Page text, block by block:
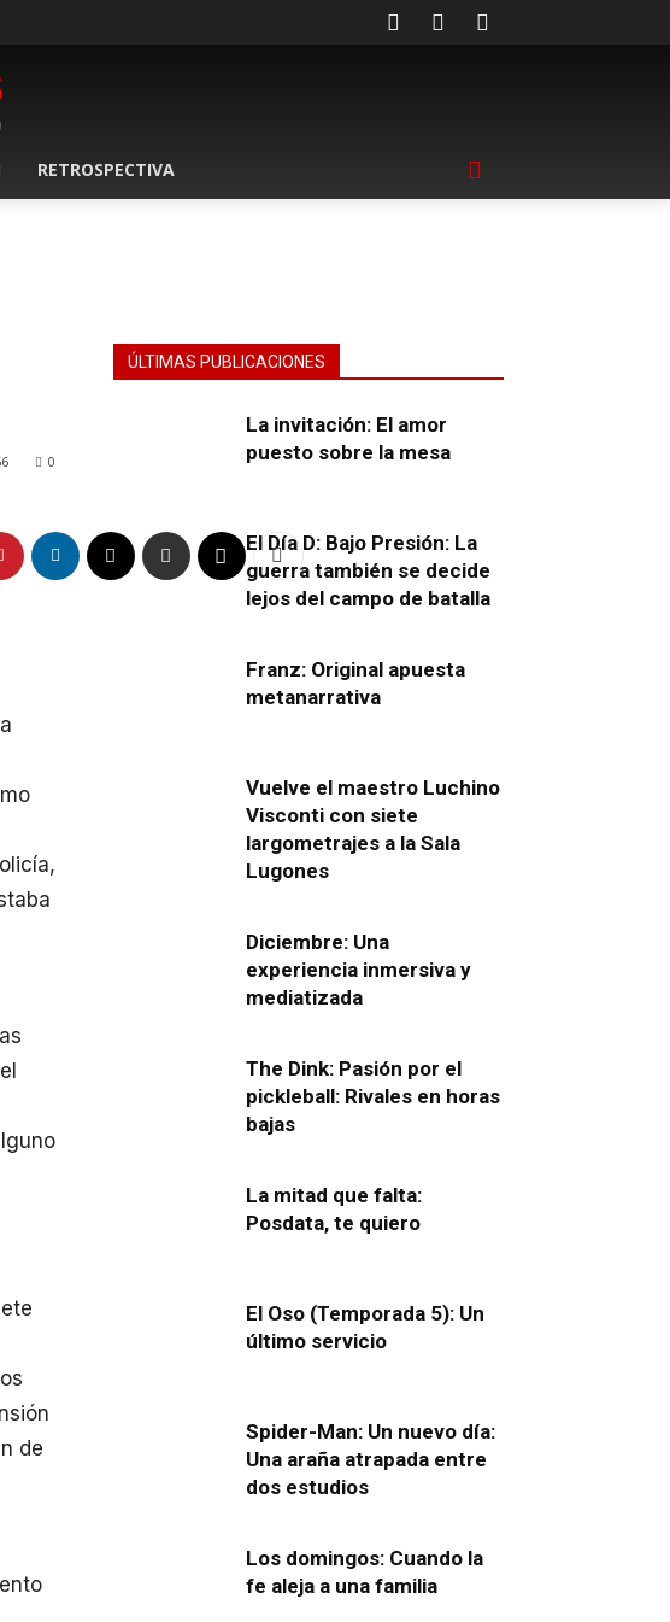
RETROSPECTIVA
0
de
ÚLTIMAS PUBLICACIONES
La invitación: El amor
puesto sobre la mesa
El Día D: Bajo Presión: La
guerra también se decide
lejos del campo de batalla
Franz: Original apuesta
metanarrativa
Vuelve el maestro Luchino
Visconti con siete
largometrajes a la Sala
Lugones
Diciembre: Una
experiencia inmersiva y
mediatizada
The Dink: Pasión por el
pickleball: Rivales en horas
bajas
La mitad que falta:
Posdata, te quiero
El Oso (Temporada 5): Un
último servicio
Spider-Man: Un nuevo día:
Una araña atrapada entre
dos estudios
Los domingos: Cuando la
fe aleja a una familia